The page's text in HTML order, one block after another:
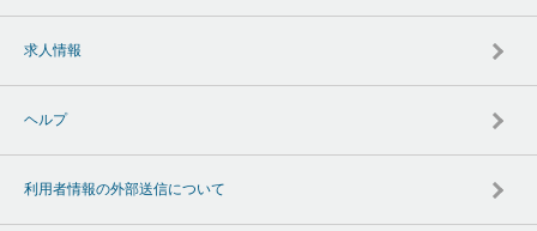
求人情報
ヘルプ
利用者情報の外部送信について